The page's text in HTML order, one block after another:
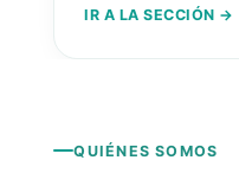
IR A LA SECCIÓN →
QUIÉNES SOMOS